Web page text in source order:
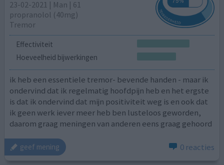
23-02-2021 | Man | 61
propranolol (40mg)
Tremor
Effectiviteit
Hoeveelheid bijwerkingen
ik heb een essentiele tremor- bevende handen - maar ik
ondervind dat ik regelmatig hoofdpijn heb en het ergste
is dat ik ondervind dat mijn positiviteit weg is en ook dat
ik geen werk iever meer heb ben lusteloos geworden,
daarom graag meningen van anderen eens graag gehoord
geef mening 0 reacties